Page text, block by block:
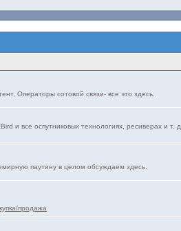
Операторы сотовой связи- все это здесь.
и все оспутниковых технологиях, ресиверах и т. д.
паутину в целом обсуждаем здесь.
продажа